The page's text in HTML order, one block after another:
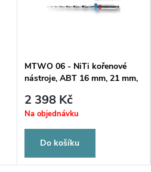
MTWO 06 - NiTi kořenové
nástroje, ABT 16 mm, 21 mm,
2 398 Kč
Na objednávku
Do košíku